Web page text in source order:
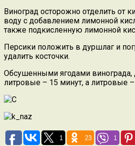
Виноград осторожно отделить от
воду с добавлением лимонной
также подкисленную лимонной
Персики положить в дуршлаг и
удалить косточки.
Обсушенными ягодами винограда,
литровые – 15 минут, а литровые
1 23 1